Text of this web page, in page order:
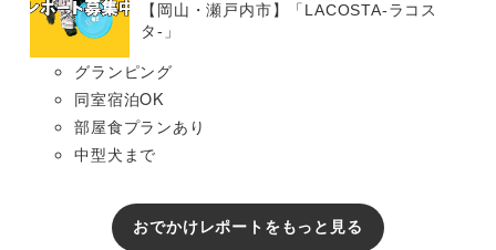
【岡山・瀬戸内市】「LACOSTA-ラコス
タ-」
グランピング
同室宿泊OK
部屋食プランあり
中型犬まで
おでかけレポートをもっと見る